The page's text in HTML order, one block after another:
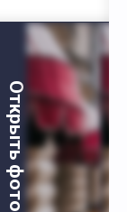
Открыть фото